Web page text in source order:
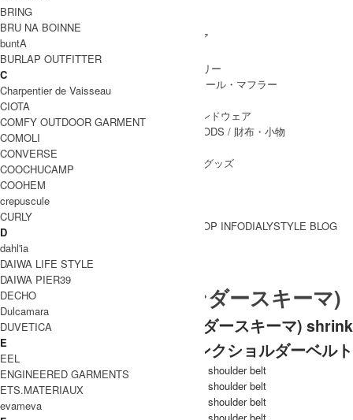
GOODS
GOODS ALL ITEM
/ 帽子・ヘッドウェア
BAG
ACCESSARY
/ アクセサリー
/ ストール・マフラー
LEG WEAR
HAND WEAR
/ 手袋・ハンドウェア
WALLET&GENERAL GOODS / 財布・小物
/ その他グッズ
BRAND一覧
BRAND一覧
SHOP INFODIALYSTYLE BLOG
Hender Scheme (エンダースキーマ)
Hender Scheme (エンダースキーマ) shrink
shoulder belt / シュリンクショルダーベルト
BRING
BRU NA BOINNE
buntA
BURLAP OUTFITTER
C
Charpentier de Vaisseau
CIOTA
COMFY OUTDOOR GARMENT
COMOLI
CONVERSE
COOCHUCAMP
COOHEM
crepuscule
CURLY
D
dahl'ia
DAIWA LIFE STYLE
DAIWA PIER39
DECHO
Dulcamara
DUVETICA
E
EEL
ENGINEERED GARMENTS
ETS.MATERIAUX
evameva